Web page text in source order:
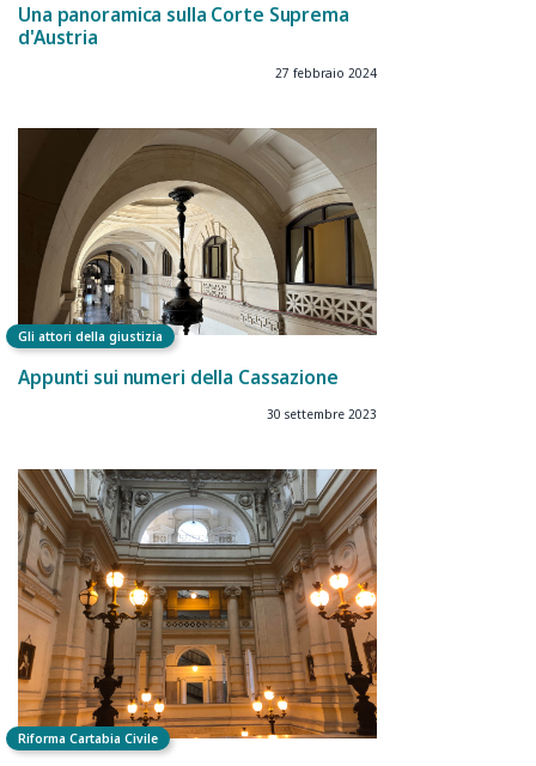
Una panoramica sulla Corte Suprema
d'Austria
27 febbraio 2024
Gli attori della giustizia
Appunti sui numeri della Cassazione
30 settembre 2023
Riforma Cartabia Civile